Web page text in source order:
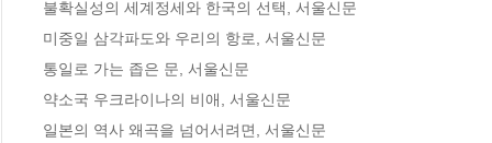
불확실성의 세계정세와 한국의 선택, 서울신문
미중일 삼각파도와 우리의 항로, 서울신문
통일로 가는 좁은 문, 서울신문
약소국 우크라이나의 비애, 서울신문
일본의 역사 왜곡을 넘어서려면, 서울신문